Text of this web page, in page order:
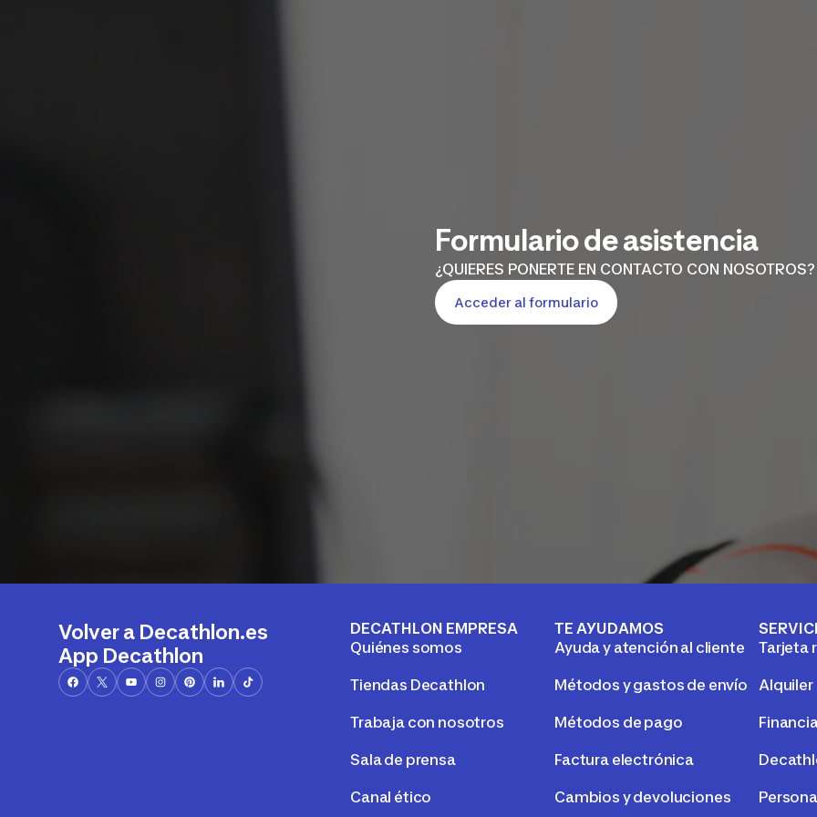
Formulario de asistencia
¿QUIERES PONERTE EN CONTACTO CON
Acceder al formulario
Volver a Decathlon.es
App Decathlon
DECATHLON EMPRESA
Quiénes somos
Tiendas Decathlon
Trabaja con nosotros
Sala de prensa
Canal ético
TE AYUDAMOS
Ayuda y atención al cliente
Métodos y gastos de envío
Métodos de pago
Factura electrónica
Cambios y devoluciones
Tarjeta
Alquiler